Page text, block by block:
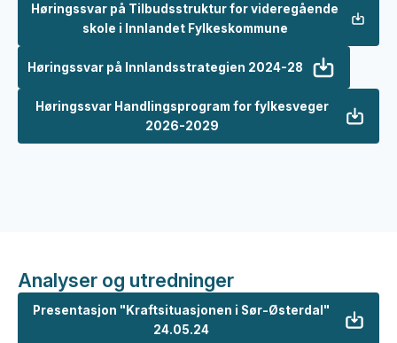
Høringssvar på Tilbudsstruktur for videregående
skole i Innlandet Fylkeskommune
Høringssvar på Innlandsstrategien 2024-28
Høringssvar Handlingsprogram for fylkesveger
2026-2029
Analyser og utredninger
Presentasjon "Kraftsituasjonen i Sør-Østerdal"
24.05.24